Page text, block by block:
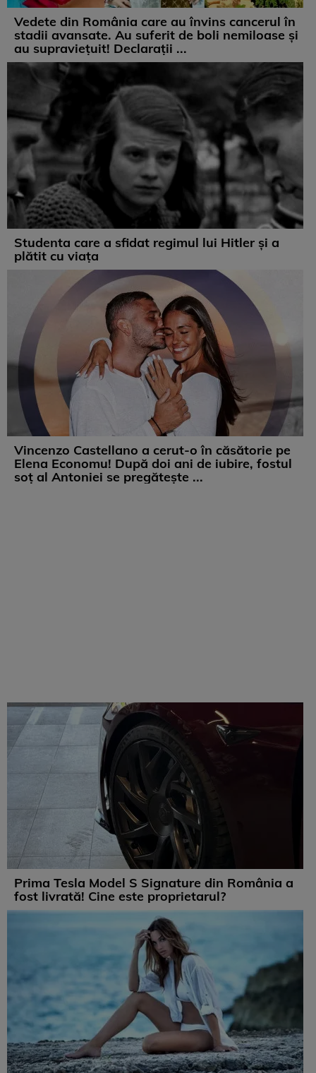
Vedete din România care au învins cancerul în
stadii avansate. Au suferit de boli nemiloase şi
au supravieţuit! Declarații ...
Studenta care a sfidat regimul lui Hitler și a
plătit cu viața
Vincenzo Castellano a cerut-o în căsătorie pe
Elena Economu! După doi ani de iubire, fostul
soț al Antoniei se pregătește ...
Prima Tesla Model S Signature din România a
fost livrată! Cine este proprietarul?